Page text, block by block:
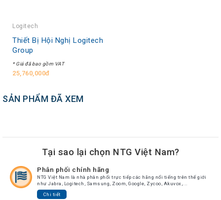
tức
TRỢ
Sản
Phẩm
Logitech
Thiết Bị Hội Nghị Logitech
Group
* Giá đã bao gồm VAT
25,760,000đ
SẢN PHẨM ĐÃ XEM
Tại sao lại chọn NTG Việt Nam?
Phân phối chính hãng
NTG Việt Nam là nhà phân phối trực tiếp các hãng nổi tiếng trên thế giới
như Jabra, Logitech, Samsung, Zoom, Google, Zycoo, Akuvox,...
Chi tiết